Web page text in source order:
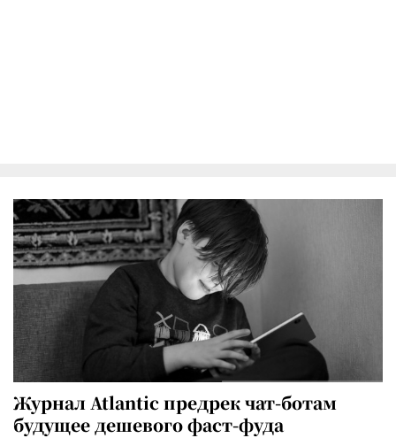
Журнал Atlantic предрек чат-ботам
будущее дешевого фаст-фуда